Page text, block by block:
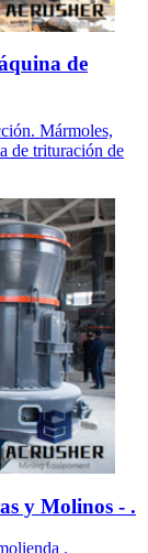
de
Mármoles,
de trituración de
y Molinos - .
.